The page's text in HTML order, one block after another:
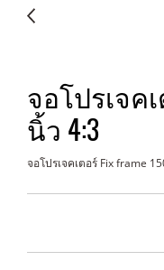
จอโปรเจคเ
นิ้ว 4:3
จอโปรเจคเตอร์ Fix frame